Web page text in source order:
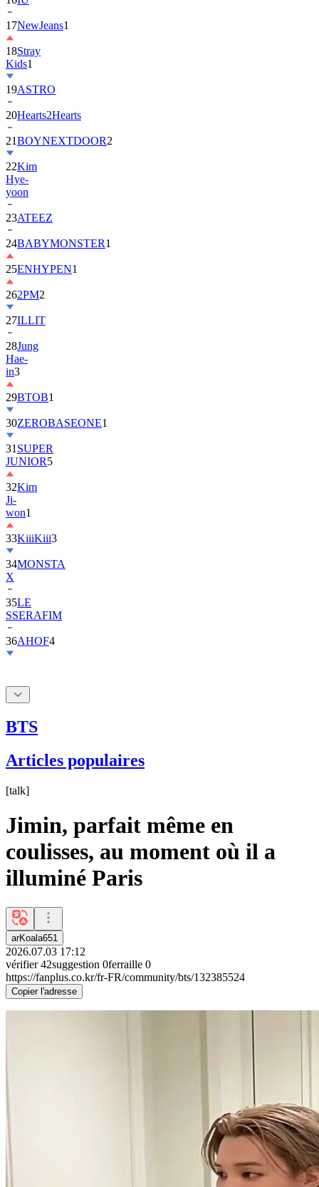
18Stray
Kids
19ASTRO
20Hearts2Hearts
21BOYNEXTDOOR
22Kim
Hye-
yoon
23ATEEZ
24BABYMONSTER
25ENHYPEN1
262PM2
27ILLIT
28Jung
Hae-
in3
29BTOB
30ZEROBASEONE
31SUPER
JUNIOR
32Kim
Ji-
won1
33KiiiKiii
34MONSTA
X
35
SSERAFIM
36AHOF4
BTS
Articles populaires
[talk]
Jimin, parfait même en
coulisses, au moment où il a
illuminé Paris
arKoala651
2026.07.03 17:12
vérifier 42suggestion 0ferraille 0
https://fanplus.co.kr/fr-FR/community/bts/132385524
Copier l'adresse